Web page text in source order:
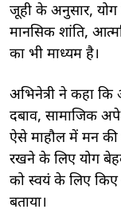
जूही के अनुसार, योग
मानसिक शांति,
का भी माध्यम है।
अभिनेत्री ने कहा
दबाव, सामाजिक
ऐसे माहौल में मन की
रखने के लिए योग
को स्वयं के लिए
बताया।